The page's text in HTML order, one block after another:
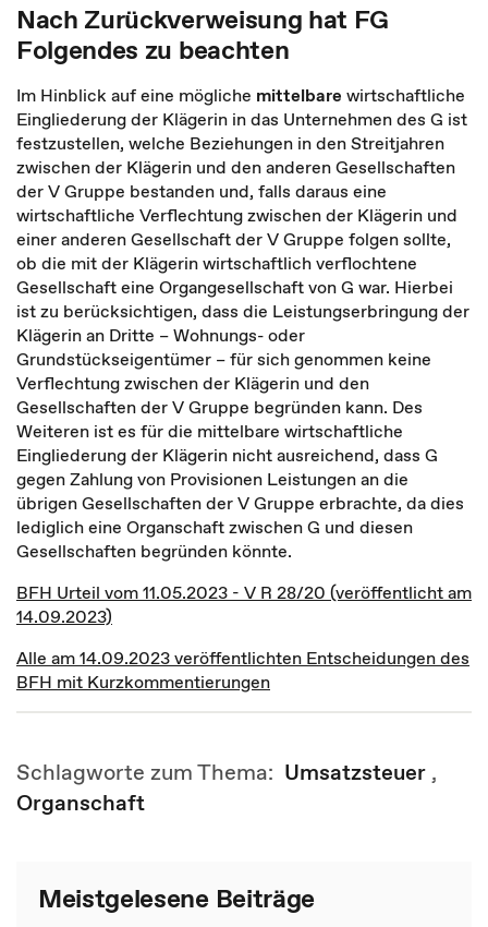
Nach Zurückverweisung hat FG
Folgendes zu beachten
Im Hinblick auf eine mögliche mittelbare wirtschaftliche
Eingliederung der Klägerin in das Unternehmen des G ist
festzustellen, welche Beziehungen in den Streitjahren
zwischen der Klägerin und den anderen Gesellschaften
der V Gruppe bestanden und, falls daraus eine
wirtschaftliche Verflechtung zwischen der Klägerin und
einer anderen Gesellschaft der V Gruppe folgen sollte,
ob die mit der Klägerin wirtschaftlich verflochtene
Gesellschaft eine Organgesellschaft von G war. Hierbei
ist zu berücksichtigen, dass die Leistungserbringung der
Klägerin an Dritte – Wohnungs- oder
Grundstückseigentümer – für sich genommen keine
Verflechtung zwischen der Klägerin und den
Gesellschaften der V Gruppe begründen kann. Des
Weiteren ist es für die mittelbare wirtschaftliche
Eingliederung der Klägerin nicht ausreichend, dass G
gegen Zahlung von Provisionen Leistungen an die
übrigen Gesellschaften der V Gruppe erbrachte, da dies
lediglich eine Organschaft zwischen G und diesen
Gesellschaften begründen könnte.
BFH Urteil vom 11.05.2023 - V R 28/20 (veröffentlicht am
14.09.2023)
Alle am 14.09.2023 veröffentlichten Entscheidungen des
BFH mit Kurzkommentierungen
Schlagworte zum Thema: Umsatzsteuer ,
Organschaft
Meistgelesene Beiträge